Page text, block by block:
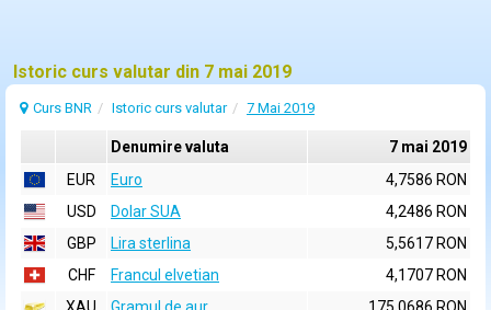
Istoric curs valutar din 7 mai 2019
Curs BNR Istoric curs valutar 7 Mai 2019
Denumire valuta
7 mai 2019
EUR
Euro
4,7586 RON
USD
Dolar SUA
4,2486 RON
GBP
Lira sterlina
5,5617 RON
CHF
Francul elvetian
4,1707 RON